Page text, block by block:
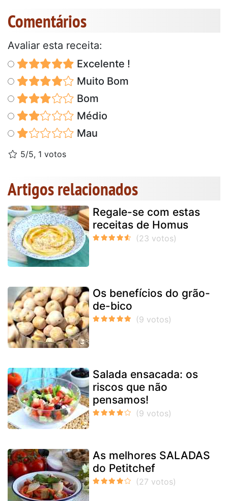
Comentários
Avaliar esta receita:
Excelente !
Muito Bom
Bom
Médio
Mau
5/5, 1 votos
Artigos relacionados
Regale-se com estas
receitas de Homus
Os benefícios do grão-
de-bico
Salada ensacada: os
riscos que não
pensamos!
As melhores SALADAS
do Petitchef